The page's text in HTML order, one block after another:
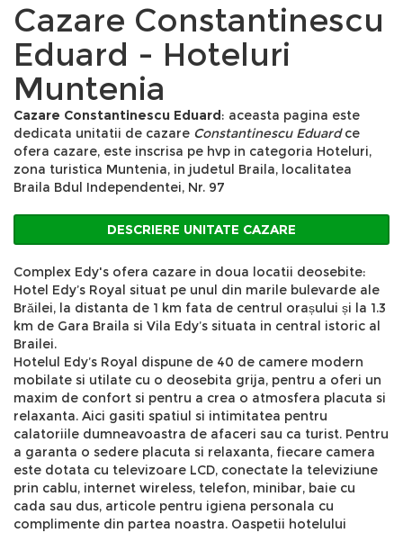
Cazare Constantinescu
Eduard - Hoteluri
Muntenia
Cazare Constantinescu Eduard: aceasta pagina este
dedicata unitatii de cazare Constantinescu Eduardce
ofera cazare, este inscrisa pe hvp in categoria Hoteluri,
zona turistica Muntenia, in judetul Braila, localitatea
Braila Bdul Independentei, Nr. 97
DESCRIERE UNITATE CAZARE
Complex Edy's ofera cazare in doua locatii deosebite:
Hotel Edy’s Royal situat pe unul din marile bulevarde ale
Brăilei, la distanta de 1 km fata de centrul orașului și la 1.3
km de Gara Braila si Vila Edy’s situata in central istoric al
Brailei.
Hotelul Edy’s Royal dispune de 40 de camere modern
mobilate si utilate cu o deosebita grija, pentru a oferi un
maxim de confort si pentru a crea o atmosfera placuta si
relaxanta. Aici gasiti spatiul si intimitatea pentru
calatoriile dumneavoastra de afaceri sau ca turist. Pentru
a garanta o sedere placuta si relaxanta, fiecare camera
este dotata cu televizoare LCD, conectate la televiziune
prin cablu, internet wireless, telefon, minibar, baie cu
cada sau dus, articole pentru igiena personala cu
complimente din partea noastra. Oaspetii hotelului